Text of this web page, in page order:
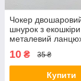
Чокер
шнурок з екошкіри
металевий
каменем і
довжина виробу
10 ₴ 35 ₴
Купити